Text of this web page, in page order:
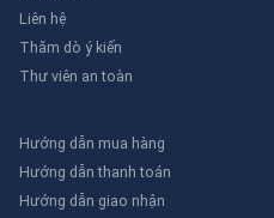
Liên hệ
Thăm dò ý kiến
Thư viên an toàn
Hướng dẫn mua hàng
Hướng dẫn thanh toán
Hướng dẫn giao nhận